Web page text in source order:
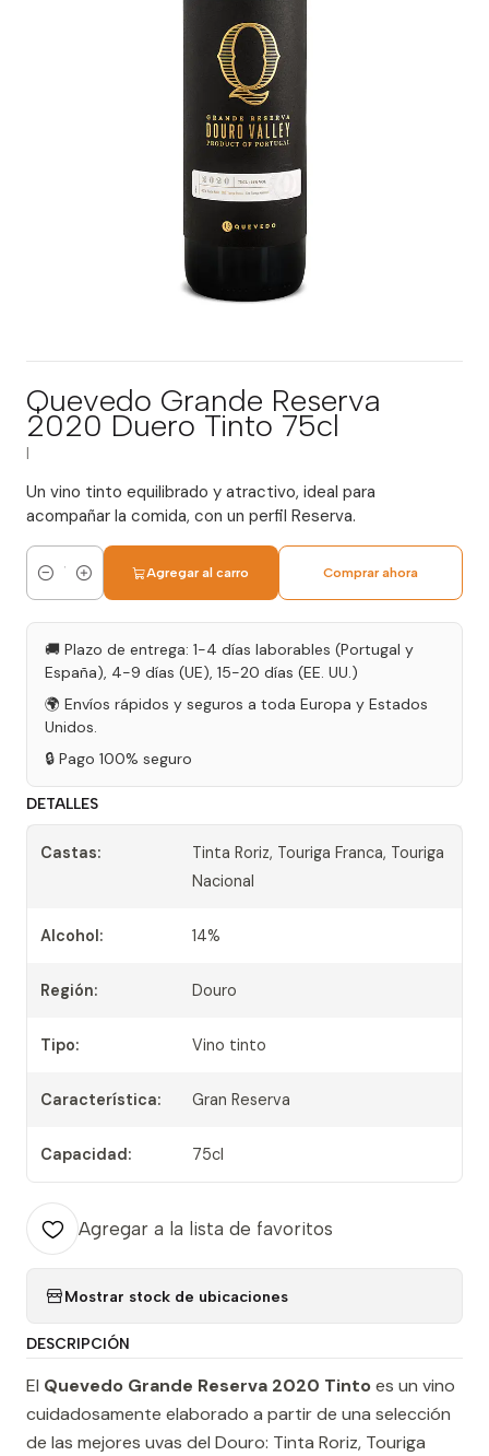
Quevedo Grande Reserva
2020 Duero Tinto 75cl
Un vino tinto equilibrado y atractivo, ideal para
acompañar la comida, con un perfil Reserva.
Cantidad
Agregar al carro Comprar ahora
🚚 Plazo de entrega: 1-4 días laborables (Portugal y
España), 4-9 días (UE), 15-20 días (EE. UU.)
🌍 Envíos rápidos y seguros a toda Europa y Estados
Unidos.
🔒 Pago 100% seguro
DETALLES
Castas:
Tinta Roriz, Touriga Franca, Touriga
Nacional
Alcohol: 14%
Región: Douro
Tipo: Vino tinto
Característica: Gran Reserva
Capacidad: 75cl
Agregar a la lista de favoritos
Mostrar stock de ubicaciones
DESCRIPCIÓN
El Quevedo Grande Reserva 2020 Tintoes un vino
cuidadosamente elaborado a partir de una selección
de las mejores uvas del Douro: Tinta Roriz, Touriga